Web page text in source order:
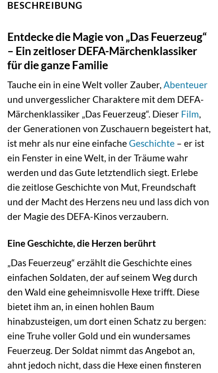
BESCHREIBUNG
Entdecke die Magie von „Das Feuerzeug“
– Ein zeitloser DEFA-Märchenklassiker
für die ganze Familie
Tauche ein in eine Welt voller Zauber, Abenteuer
und unvergesslicher Charaktere mit dem DEFA-
Märchenklassiker „Das Feuerzeug“. Dieser Film,
der Generationen von Zuschauern begeistert hat,
ist mehr als nur eine einfacheGeschichte – er ist
ein Fenster in eine Welt, in der Träume wahr
werden und das Gute letztendlich siegt. Erlebe
die zeitlose Geschichte von Mut, Freundschaft
und der Macht des Herzens neu und lass dich von
der Magie des DEFA-Kinos verzaubern.
Eine Geschichte, die Herzen berührt
„Das Feuerzeug“ erzählt die Geschichte eines
einfachen Soldaten, der auf seinem Weg durch
den Wald eine geheimnisvolle Hexe trifft. Diese
bietet ihm an, in einen hohlen Baum
hinabzusteigen, um dort einen Schatz zu bergen:
eine Truhe voller Gold und ein wundersames
Feuerzeug. Der Soldat nimmt das Angebot an,
ahnt jedoch nicht, dass die Hexe einen finsteren